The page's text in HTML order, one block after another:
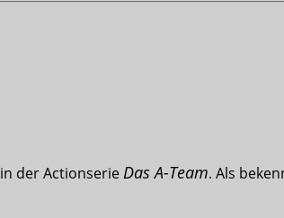
in der ActionserieDas A-Team. Als